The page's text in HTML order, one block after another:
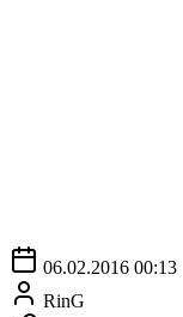
06.02.2016 00:13
RinG